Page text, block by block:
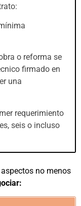
o reforma se
firmado en
una
requerimiento
seis o incluso
no menos